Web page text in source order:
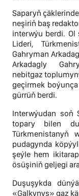
Saparyň
neşiriň baş
interwýu berdi.
Lideri,
Gahryman
Arkadagly
nebitgaz
geçirmek
gürrüň berdi.
Interwýudan soň
topary bilen
Türkmenistanyň
pudagynda
şeýle hem
ösüşiniň geljegi
Duşuşykda
«Galkynyş» gaz